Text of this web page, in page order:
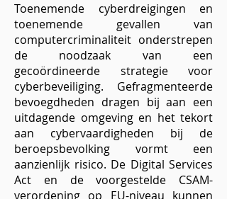
Toenemende cyberdreigingen en
toenemende gevallen van
computercriminaliteit onderstrepen
de noodzaak van een
gecoördineerde strategie voor
cyberbeveiliging. Gefragmenteerde
bevoegdheden dragen bij aan een
uitdagende omgeving en het tekort
aan cybervaardigheden bij de
beroepsbevolking vormt een
aanzienlijk risico. De Digital Services
Act en de voorgestelde CSAM-
verordening op EU-niveau kunnen